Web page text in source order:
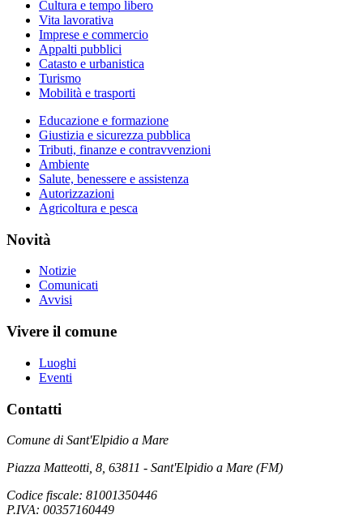
Cultura e tempo libero
Vita lavorativa
Imprese e commercio
Appalti pubblici
Catasto e urbanistica
Turismo
Mobilità e trasporti
Educazione e formazione
Giustizia e sicurezza pubblica
Tributi, finanze e contravvenzioni
Ambiente
Salute, benessere e assistenza
Autorizzazioni
Agricoltura e pesca
Novità
Notizie
Comunicati
Avvisi
Vivere il comune
Luoghi
Eventi
Contatti
Comune di Sant'Elpidio a Mare
Piazza Matteotti, 8, 63811 - Sant'Elpidio a Mare (FM)
Codice fiscale: 81001350446
P.IVA: 00357160449